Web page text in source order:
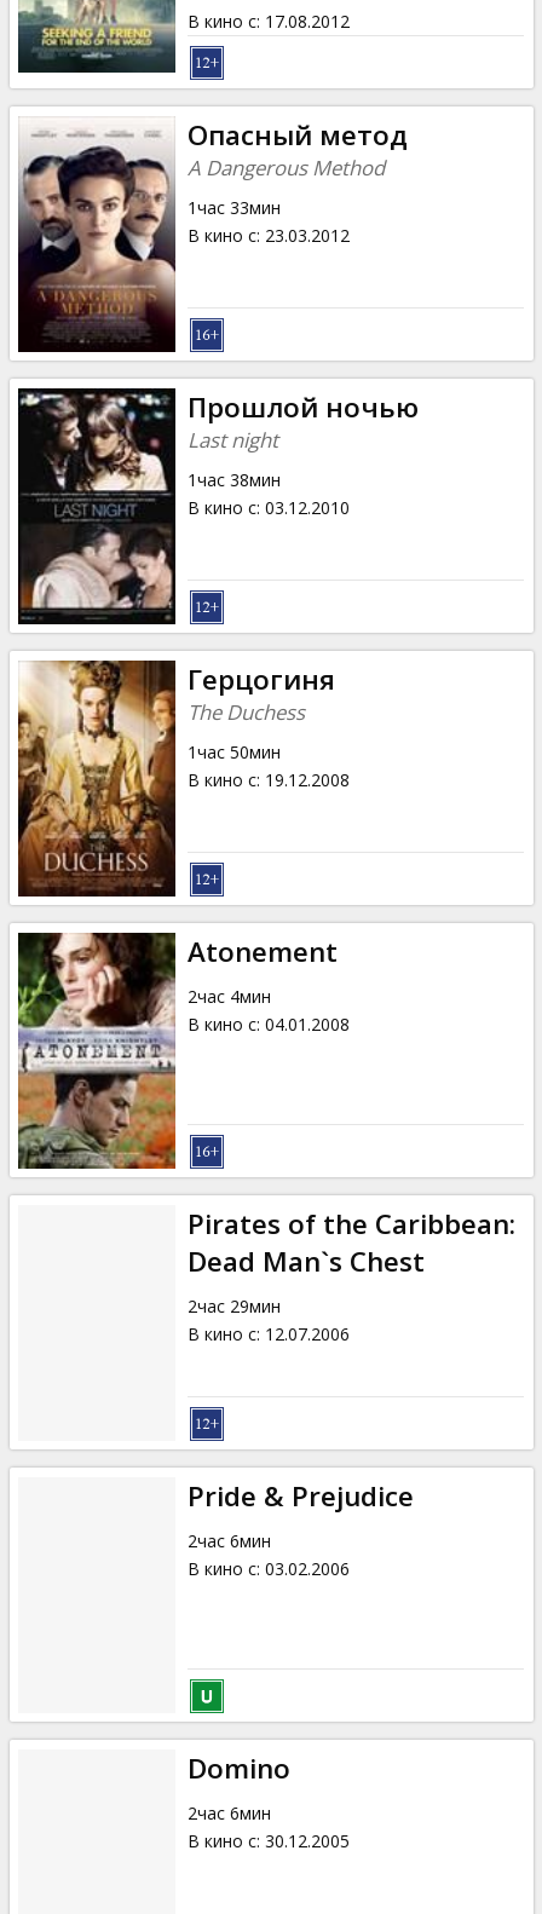
В кино с: 17.08.2012
Опасный метод
A Dangerous Method
1час 33мин
В кино с: 23.03.2012
Прошлой ночью
Last night
1час 38мин
В кино с: 03.12.2010
Герцогиня
The Duchess
1час 50мин
В кино с: 19.12.2008
Atonement
2час 4мин
В кино с: 04.01.2008
Pirates of the Caribbean:
Dead Man`s Chest
2час 29мин
В кино с: 12.07.2006
Pride & Prejudice
2час 6мин
В кино с: 03.02.2006
Domino
2час 6мин
В кино с: 30.12.2005